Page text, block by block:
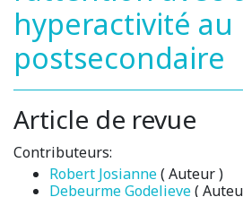
hyperactivité au
postsecondaire
Article de revue
Contributeurs:
Robert Josianne( Auteur )
Debeurme Godelieve(